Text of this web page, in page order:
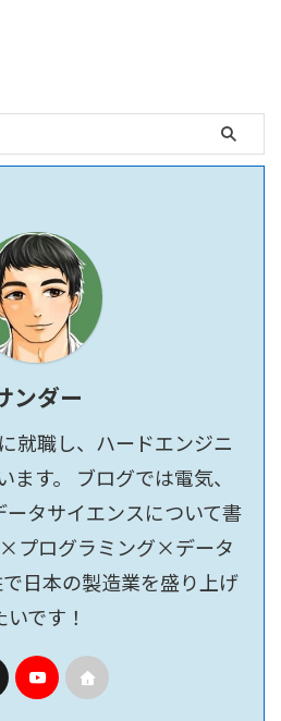
ンダー
就職し、ハードエンジニ
ます。 ブログでは電気、
ータサイエンスについて書
×プログラミング×データ
日本の製造業を盛り上げ
いです！